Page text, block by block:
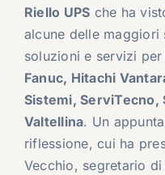
Riello UPS che ha
alcune delle maggiori
soluzioni e servizi
Fanuc, Hitachi
Sistemi,
Valtellina. Un
riflessione, cui ha
Vecchio, segretario di